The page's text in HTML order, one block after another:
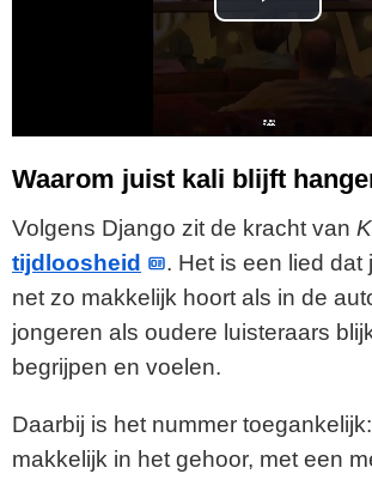
P
a
y
V
i
d
o
Waarom juist kali blijft
Volgens Django zit de kracht van
tijdloosheid
. Het is een lied dat
net zo makkelijk hoort als in de
jongeren als oudere luisteraars
begrijpen en voelen.
Daarbij is het nummer
makkelijk in het gehoor, met een